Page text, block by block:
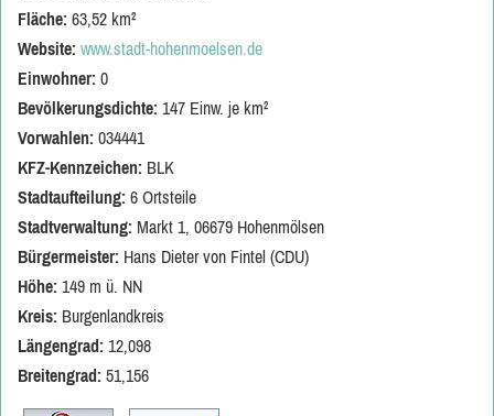
Fläche: 63,52 km²
Website: www.stadt-hohenmoelsen.de
Einwohner: 0
Bevölkerungsdichte: 147 Einw. je km²
Vorwahlen: 034441
KFZ-Kennzeichen: BLK
Stadtaufteilung: 6 Ortsteile
Stadtverwaltung: Markt 1, 06679 Hohenmölsen
Bürgermeister: Hans Dieter von Fintel (CDU)
Höhe: 149 m ü. NN
Kreis: Burgenlandkreis
Längengrad: 12,098
Breitengrad: 51,156